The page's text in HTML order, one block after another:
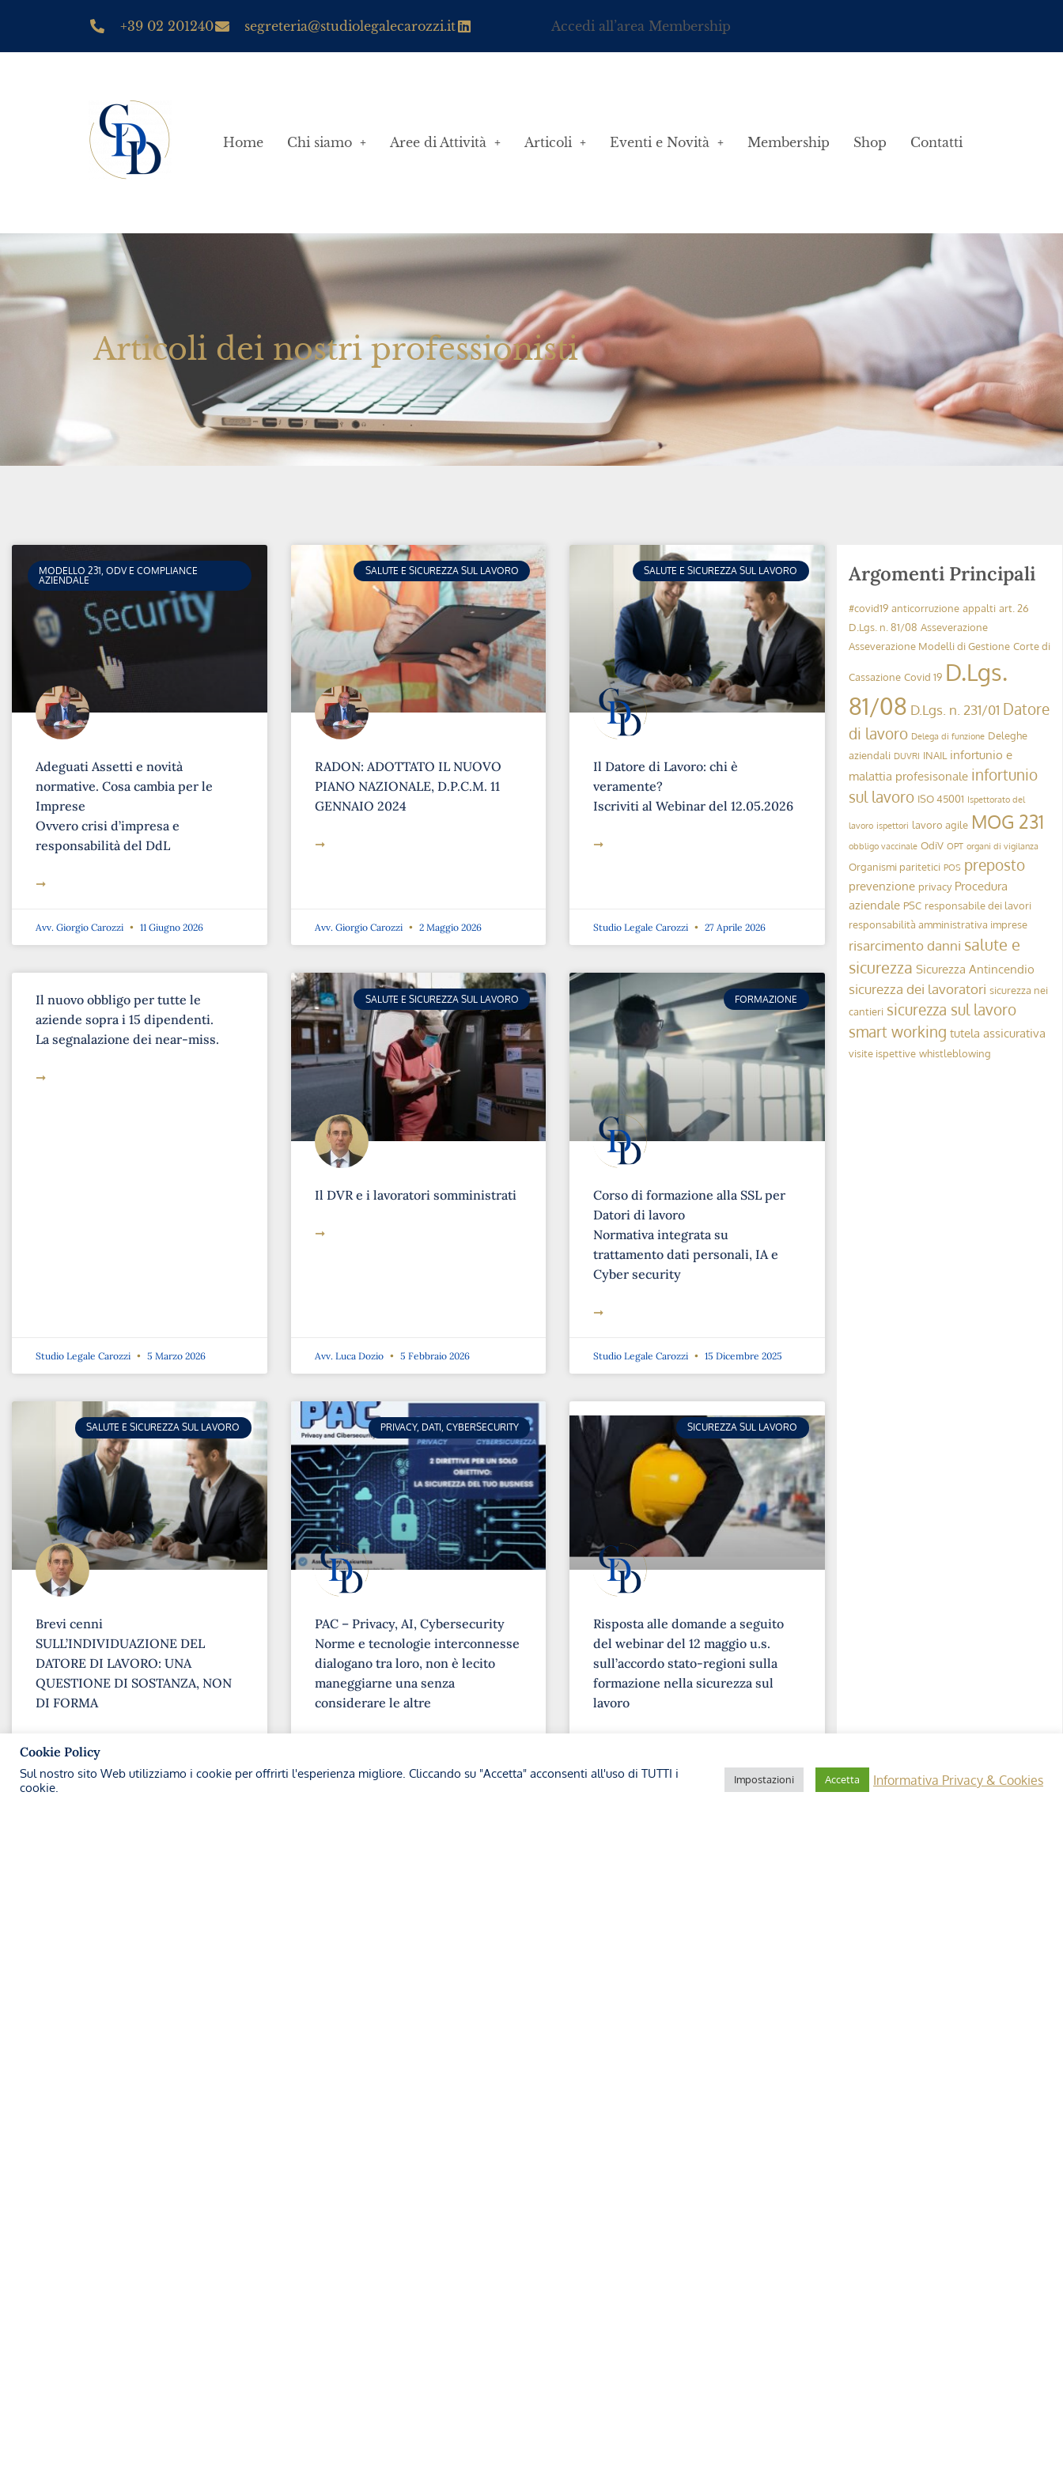
+39 02 201240 segreteria@studiolegalecarozzi.it Accedi all’area Membership
Home Chi siamo Aree di Attività Articoli Eventi e Novità Membership Shop Contatti
Articoli dei nostri professionisti
MODELLO 231, ODV E COMPLIANCE
AZIENDALE
Adeguati Assetti e novità
normative. Cosa cambia per le
Imprese
Ovvero crisi d’impresa e
responsabilità del DdL
➞
Avv. Giorgio Carozzi 11 Giugno 2026
SALUTE E SICUREZZA SUL LAVORO
RADON: ADOTTATO IL NUOVO
PIANO NAZIONALE, D.P.C.M. 11
GENNAIO 2024
➞
Avv. Giorgio Carozzi 2 Maggio 2026
SALUTE E SICUREZZA SUL LAVORO
Il Datore di Lavoro: chi è
veramente?
Iscriviti al Webinar del 12.05.2026
➞
Studio Legale Carozzi 27 Aprile 2026
Il nuovo obbligo per tutte le
aziende sopra i 15 dipendenti.
La segnalazione dei near-miss.
➞
Studio Legale Carozzi 5 Marzo 2026
SALUTE E SICUREZZA SUL LAVORO
Il DVR e i lavoratori somministrati
➞
Avv. Luca Dozio 5 Febbraio 2026
FORMAZIONE
Corso di formazione alla SSL per
Datori di lavoro
Normativa integrata su
trattamento dati personali, IA e
Cyber security
➞
Studio Legale Carozzi 15 Dicembre 2025
SALUTE E SICUREZZA SUL LAVORO
Brevi cenni
SULL’INDIVIDUAZIONE DEL
DATORE DI LAVORO: UNA
QUESTIONE DI SOSTANZA, NON
DI FORMA
Avv. Luca Dozio
PRIVACY, DATI, CYBERSECURITY
PAC – Privacy, AI, Cybersecurity
Norme e tecnologie interconnesse
dialogano tra loro, non è lecito
maneggiarne una senza
considerare le altre
SICUREZZA SUL LAVORO
Risposta alle domande a seguito
del webinar del 12 maggio u.s.
sull’accordo stato-regioni sulla
formazione nella sicurezza sul
lavoro
22 Maggio 2025
Argomenti Principali
#covid19 anticorruzione appalti art. 26
D.Lgs. n. 81/08 Asseverazione
Asseverazione Modelli di Gestione Corte di
Cassazione Covid 19 D.Lgs.
81/08 D.Lgs. n. 231/01 Datore
di lavoro Delega di funzione Deleghe
aziendali DUVRI INAIL infortunio e
malattia profesisonale infortunio
sul lavoro ISO 45001 Ispettorato del
lavoro ispettori lavoro agile MOG 231
obbligo vaccinale OdiV OPT organi di vigilanza
Organismi paritetici POS preposto
prevenzione privacy Procedura
aziendale PSC responsabile dei lavori
responsabilità amministrativa imprese
risarcimento danni salute e
sicurezza Sicurezza Antincendio
sicurezza dei lavoratori sicurezza nei
cantieri sicurezza sul lavoro
smart working tutela assicurativa
visite ispettive whistleblowing
Cookie Policy
Sul nostro sito Web utilizziamo i cookie per offrirti l'esperienza migliore. Cliccando su "Accetta" acconsenti all'uso di TUTTI i
cookie.
Impostazioni Accetta Informativa Privacy & Cookies